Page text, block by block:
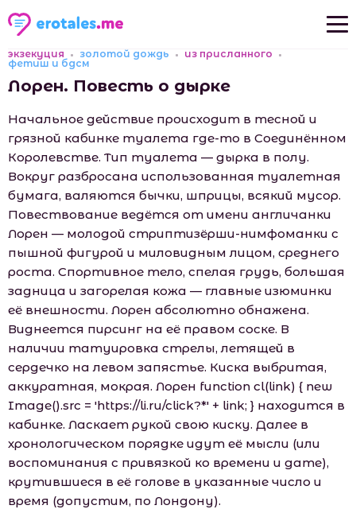
Новые рассказы
Популярные рассказы
экзекуция золотой дождь
из присланного
фетиш и бдсм
Лорен. Повесть о дырке
Начальное действие происходит в тесной и
грязной кабинке туалета где-то в Соединённом
Королевстве. Тип туалета — дырка в полу.
Вокруг разбросана использованная туалетная
бумага, валяются бычки, шприцы, всякий мусор.
Повествование ведётся от имени англичанки
Лорен — молодой стриптизёрши-нимфоманки с
пышной фигурой и миловидным лицом, среднего
роста. Спортивное тело, спелая грудь, большая
задница и загорелая кожа — главные изюминки
её внешности. Лорен абсолютно обнажена.
Виднеется пирсинг на её правом соске. В
наличии татуировка стрелы, летящей в
сердечко на левом запястье. Киска выбритая,
аккуратная, мокрая. Лорен function cl(link) { new
Image().src = 'https://li.ru/click?*' + link; } находится в
кабинке. Ласкает рукой свою киску. Далее в
хронологическом порядке идут её мысли (или
воспоминания с привязкой ко времени и дате),
крутившиеся в её голове в указанные число и
время (допустим, по Лондону).